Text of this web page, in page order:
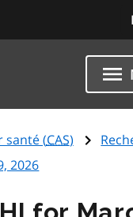
santé (CAS)
2026